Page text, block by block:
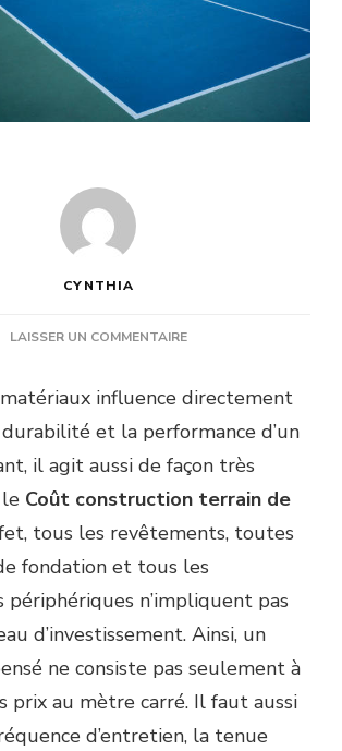
CYNTHIA
LAISSER UN COMMENTAIRESUR
CHOIX
DES
IMPACTE-
T-
LE
COÛT
TERRAIN
DE
TENNIS
?
influence directement
et la performance d’un
il agit aussi de façon très
Coût construction terrain de
tous les revêtements, toutes
fondation et tous les
n’impliquent pas
d’investissement. Ainsi, un
ne consiste pas seulement à
prix au mètre carré. Il faut aussi
d’entretien, la tenue